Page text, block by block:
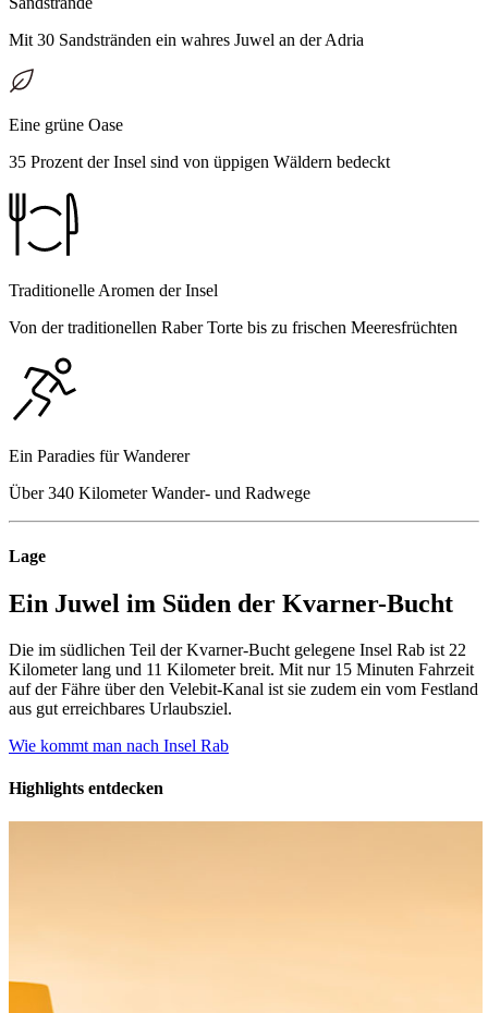
Mit 30 Sandstränden ein wahres Juwel an der Adria
Eine grüne Oase
35 Prozent der Insel sind von üppigen Wäldern bedeckt
Traditionelle Aromen der Insel
Von der traditionellen Raber Torte bis zu frischen Meeresfrüchten
Ein Paradies für Wanderer
Über 340 Kilometer Wander- und Radwege
Lage
Ein Juwel im Süden der Kvarner-Bucht
Die im südlichen Teil der Kvarner-Bucht gelegene Insel Rab ist 22
Kilometer lang und 11 Kilometer breit. Mit nur 15 Minuten Fahrzeit
auf der Fähre über den Velebit-Kanal ist sie zudem ein vom Festland
aus gut erreichbares Urlaubsziel.
Wie kommt man nach Insel Rab
Highlights entdecken